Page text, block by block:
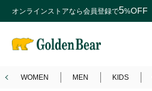
オンラインストアなら会員登録で5%OFF
WOMEN MEN KIDS